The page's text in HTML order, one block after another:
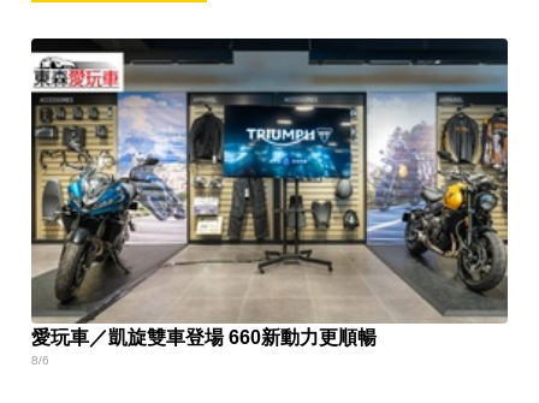
愛玩車／凱旋雙車登場 660新動力更順暢
8/6